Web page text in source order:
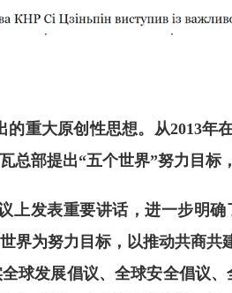
重大原创性思想。 从2013年
总部提出“五个世界”努力目标
上发表重要讲话，进一步明
界为努力目标，以推动共商
球发展倡议、全球安全倡议、